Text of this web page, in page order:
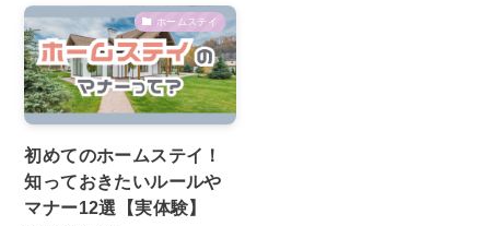
ホームステイ
初めてのホームステイ！
知っておきたいルールや
マナー12選【実体験】